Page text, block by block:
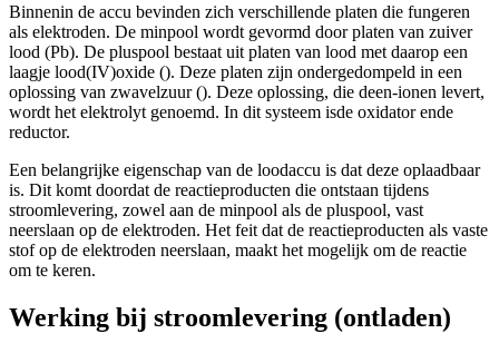
Binnenin de accu bevinden zich verschillende platen die fungeren
als elektroden. De minpool wordt gevormd door platen van zuiver
lood (Pb). De pluspool bestaat uit platen van lood met daarop een
laagje lood(IV)oxide (). Deze platen zijn ondergedompeld in een
oplossing van zwavelzuur (). Deze oplossing, die deen-ionen levert,
wordt het elektrolyt genoemd. In dit systeem isde oxidator ende
reductor.
Een belangrijke eigenschap van de loodaccu is dat deze oplaadbaar
is. Dit komt doordat de reactieproducten die ontstaan tijdens
stroomlevering, zowel aan de minpool als de pluspool, vast
neerslaan op de elektroden. Het feit dat de reactieproducten als vaste
stof op de elektroden neerslaan, maakt het mogelijk om de reactie
om te keren.
Werking bij stroomlevering (ontladen)